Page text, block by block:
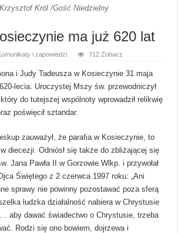
Król /Gość Niedzielny
ma już 620 lat
i zapowiedzi 712 Zobacz
i Judy Tadeusza w Kosieczynie 31 maja
lecia. Uroczystej Mszy św. przewodniczył
do tutejszej wspólnoty wprowadził relikwię
poświęcił sztandar.
zauważył, że parafia w Kosieczynie, to
diecezji. Odniósł się także do zbliżającej się
Jana Pawła II w Gorzowie Wlkp. i przywołał
Świętego z 2 czerwca 1997 roku: „Ani
sprawy nie powinny pozostawać poza sferą
ludzka działalność nabiera w Chrystusie
aby dawać świadectwo o Chrystusie, trzeba
Rodzi się ono bowiem, dojrzewa i